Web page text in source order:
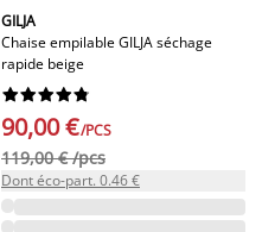
GILJA
Chaise empilable GILJA séchage
rapide beige






90,00 €/PCS
119,00 € /pcs
Dont éco-part. 0.46 €